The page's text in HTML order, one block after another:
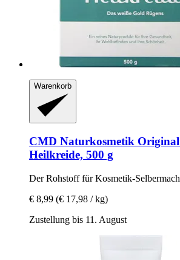
Warenkorb
CMD Naturkosmetik
Heilkreide, 500 g
Der Rohstoff für Kosmetik-​
€ 8,99 (€ 17,98 / kg)
Zustellung bis 11. August